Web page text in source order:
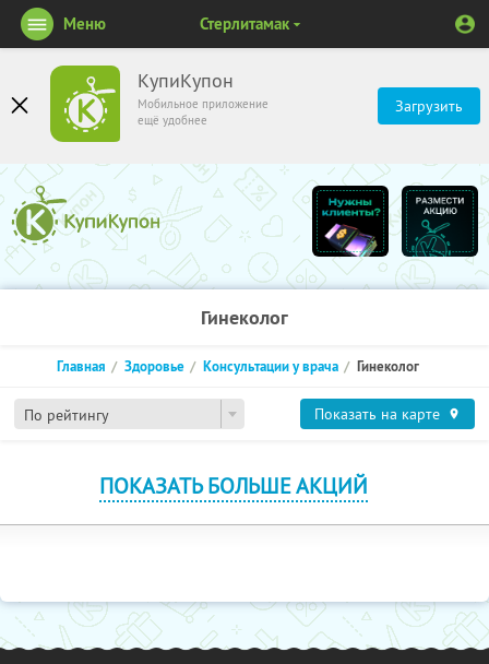
КупиКупон
Мобильное приложение
ещё удобнее
Загрузить
Меню Стерлитамак
Гинеколог
По рейтингу
Главная Здоровье Консультации у врача Гинеколог
Показать на карте
ПОКАЗАТЬ БОЛЬШЕ АКЦИЙ